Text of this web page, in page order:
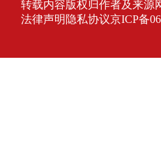
转载内容版权归作者及来源
法律声明隐私协议京ICP备